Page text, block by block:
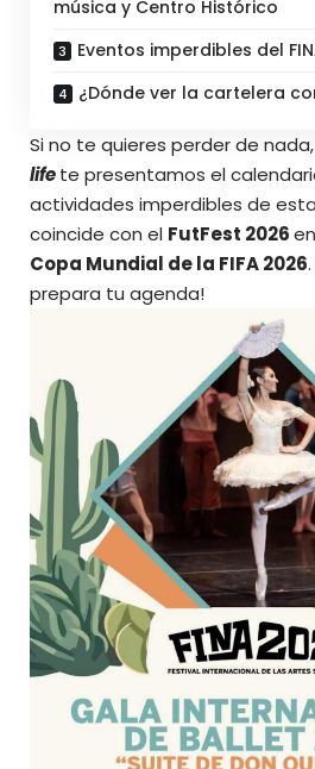
música y Centro Histórico
Eventos imperdibles del
¿Dónde ver la cartelera
Si no te quieres perder de nada,
lifete presentamos el
actividades imperdibles de
coincide con el FutFest 2026
Copa Mundial de la FIFA 2026
prepara tu agenda!